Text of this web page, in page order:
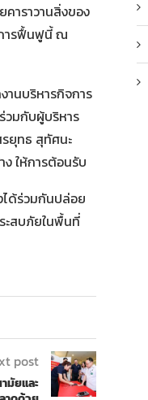
าราวานสิ่งของ
การฟื้นฟูนี้ ณ
านบริหารกิจการ
วมกับผู้บริหาร
ยุทธ สุทัศนะ
ให้การต้อนรับ
ได้ร่วมกันปล่อย
ะสบภัยในพื้นที่
post
มัยและ